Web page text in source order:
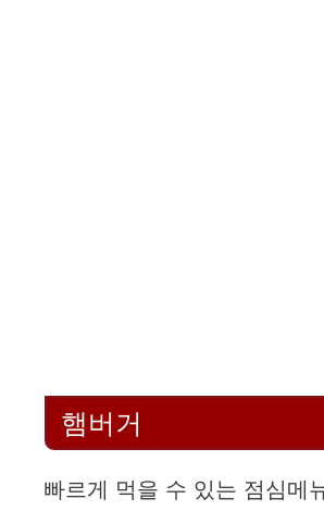
햄버거
빠르게 먹을 수 있는 점심메